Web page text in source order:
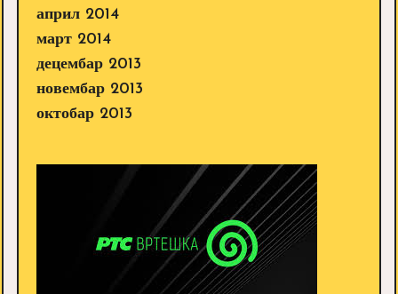
април 2014
март 2014
децембар 2013
новембар 2013
октобар 2013